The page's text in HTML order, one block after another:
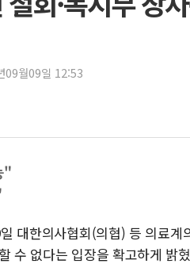
폭염에 車 운전면허 기능
오세훈 "용산공원 주택
충북 주말 무더위 지속…
민주당, 오늘 제주·인
뉴욕증시, 고용 쇼크에
트럼프, 쿡 연준 이사 해
09월09일 12:53
"
대한의사협회(의협) 등 의료계
수 없다는 입장을 확고하게 밝